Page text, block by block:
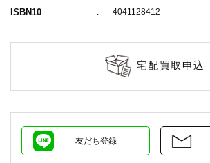
ISBN10 4041128412
宅配買取申込
友だち登録